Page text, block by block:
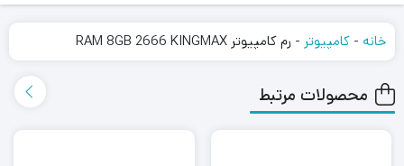
خانه - کامپیوتر - رم کامپیوتر RAM 8GB 2666 KINGMAX
محصولات مرتبط